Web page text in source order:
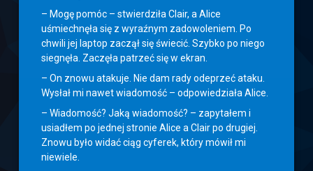
– Mogę pomóc – stwierdziła Clair, a Alice
uśmiechnęła się z wyraźnym zadowoleniem. Po
chwili jej laptop zaczął się świecić. Szybko po niego
siegnęła. Zaczęła patrzeć się w ekran.
– On znowu atakuje. Nie dam rady odeprzeć ataku.
Wysłał mi nawet wiadomość – odpowiedziała Alice.
– Wiadomość? Jaką wiadomość? – zapytałem i
usiadłem po jednej stronie Alice a Clair po drugiej.
Znowu było widać ciąg cyferek, który mówił mi
niewiele.